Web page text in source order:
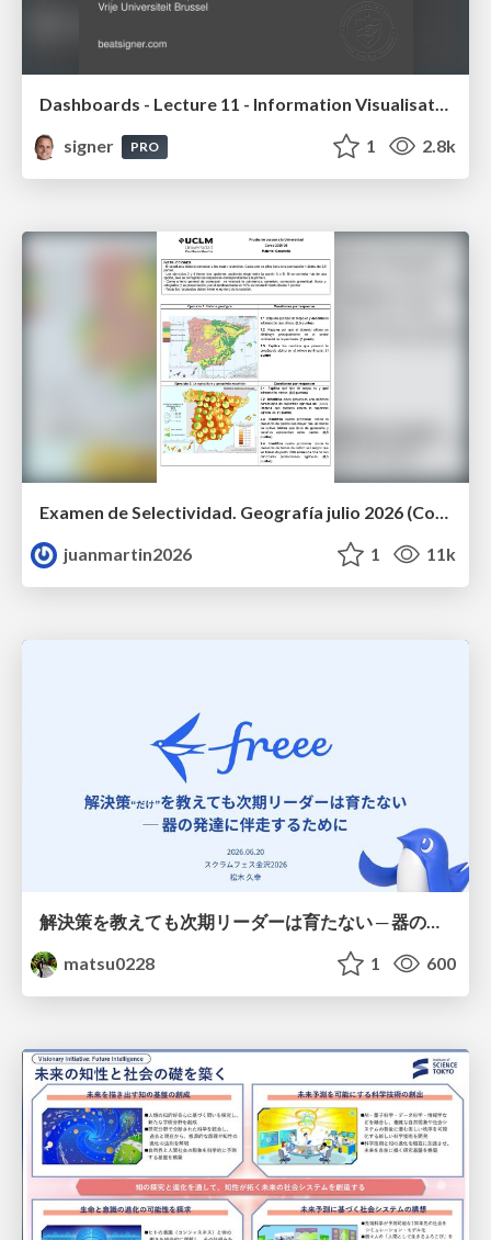
Dashboards - Lecture 11 - Information Visualisation (4019538FNR)
signer
PRO 1 2.8k
Examen de Selectividad. Geografía julio 2026 (Convocatoria Extraordinaria). UCLM
juanmartin2026
1 11k
解決策を教えても次期リーダーは育たない ─ 器の発達に伴走するために / Partnering with leaders in their vertical development
matsu0228
1 600